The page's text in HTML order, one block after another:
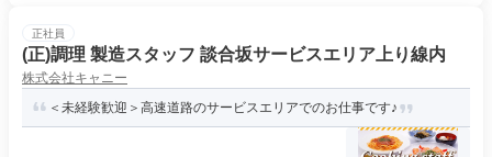
正社員
(正)調理 製造スタッフ 談合坂サービスエリア上り線内
株式会社キャニー
＜未経験歓迎＞高速道路のサービスエリアでのお仕事です♪